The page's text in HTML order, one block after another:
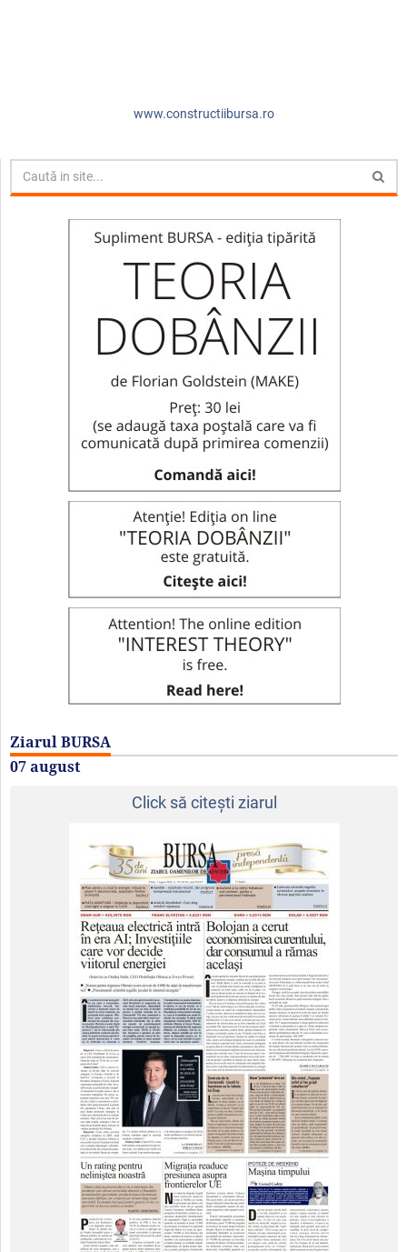
www.constructiibursa.ro
Ziarul BURSA
07 august
Click să citeşti ziarul